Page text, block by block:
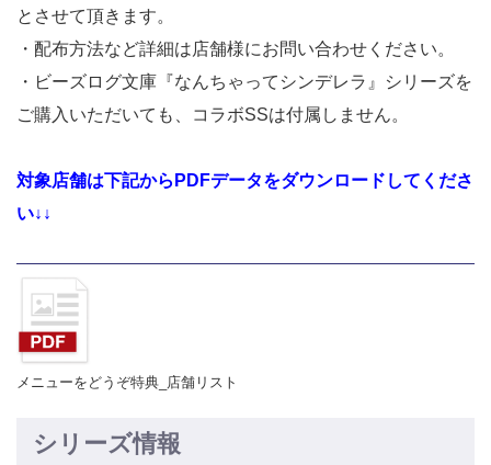
とさせて頂きます。
・配布方法など詳細は店舗様にお問い合わせください。
・ビーズログ文庫『なんちゃってシンデレラ』シリーズを
ご購入いただいても、コラボSSは付属しません。
対象店舗は下記からPDFデータをダウンロードしてくださ
い↓↓
メニューをどうぞ特典_店舗リスト
シリーズ情報